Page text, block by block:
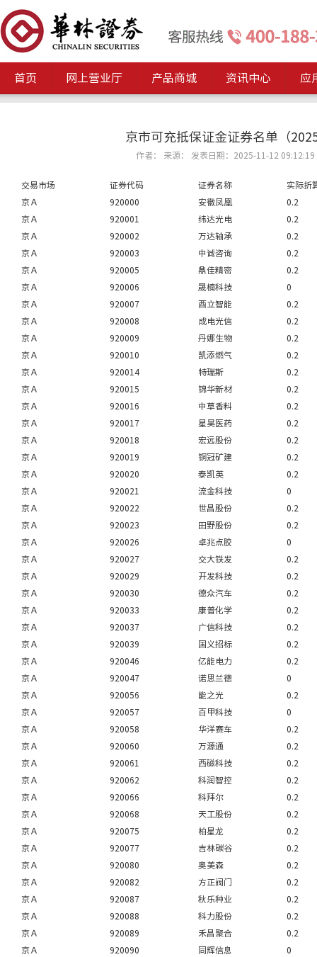
首页 网上营业厅 产品商城 资讯中心 应
京市可充抵保证金证券名单（
作者： 来源： 发表日期：2025-11-12 09:12:19
交易市场 证券代码 证券名称
实际折
京Ａ
920000 安徽凤凰
0.2
京Ａ
920001 纬达光电
0.2
京Ａ
920002 万达轴承
0.2
京Ａ
920003 中诚咨询
0.2
京Ａ
920005 鼎佳精密
0.2
京Ａ
920006 晟楠科技
0
京Ａ
920007 酉立智能
0.2
京Ａ
920008 成电光信
0.2
京Ａ
920009 丹娜生物
0.2
京Ａ
920010 凯添燃气
0.2
京Ａ
920014 特瑞斯
0.2
京Ａ
920015 锦华新材
0.2
京Ａ
920016 中草香料
0.2
京Ａ
920017 星昊医药
0.2
京Ａ
920018 宏远股份
0.2
京Ａ
920019 铜冠矿建
0.2
京Ａ
920020 泰凯英
0.2
京Ａ
920021 流金科技
0
京Ａ
920022 世昌股份
0.2
京Ａ
920023 田野股份
0.2
京Ａ
920026 卓兆点胶
0
京Ａ
920027 交大铁发
0.2
京Ａ
920029 开发科技
0.2
京Ａ
920030 德众汽车
0.2
京Ａ
920033 康普化学
0.2
京Ａ
920037 广信科技
0.2
京Ａ
920039 国义招标
0.2
京Ａ
920046 亿能电力
0.2
京Ａ
920047 诺思兰德
0
京Ａ
920056 能之光
0.2
京Ａ
920057 百甲科技
0
京Ａ
920058 华洋赛车
0.2
京Ａ
920060 万源通
0.2
京Ａ
920061 西磁科技
0.2
京Ａ
920062 科润智控
0.2
京Ａ
920066 科拜尔
0.2
京Ａ
920068 天工股份
0.2
京Ａ
920075 柏星龙
0.2
京Ａ
920077 吉林碳谷
0.2
京Ａ
920080 奥美森
0.2
京Ａ
920082 方正阀门
0.2
京Ａ
920087 秋乐种业
0.2
京Ａ
920088 科力股份
0.2
京Ａ
920089 禾昌聚合
0.2
京Ａ
920090 同辉信息
0